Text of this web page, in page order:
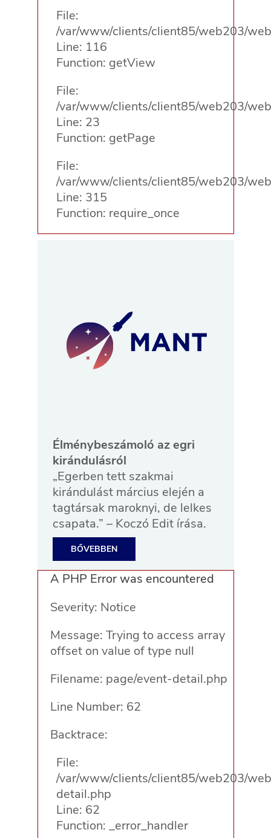
File:
/var/www/clients/client85/web203/
Line: 116
Function: getView
File:
/var/www/clients/client85/web203/
Line: 23
Function: getPage
File:
/var/www/clients/client85/web203/
Line: 315
Function: require_once
Élménybeszámoló az egri
kirándulásról
„Egerben tett szakmai
kirándulást március elején a
tagtársak maroknyi, de lelkes
csapata.” – Koczó Edit írása.
BŐVEBBEN
A PHP Error was encountered
Severity: Notice
Message: Trying to access array
offset on value of type null
Filename: page/event-detail.php
Line Number: 62
Backtrace:
File:
/var/www/clients/client85/web203/
detail.php
Line: 62
Function: _error_handler